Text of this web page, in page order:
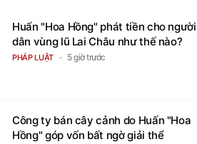
Huấn "Hoa Hồng" phát tiền cho người
dân vùng lũ Lai Châu như thế nào?
PHÁP LUẬT 5 giờ trước
Công ty bán cây cảnh do Huấn "Hoa
Hồng" góp vốn bất ngờ giải thể